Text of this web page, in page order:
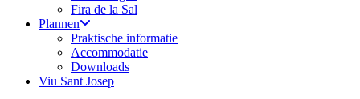
Fira de la Sal
Plannen
Praktische informatie
Accommodatie
Downloads
Viu Sant Josep